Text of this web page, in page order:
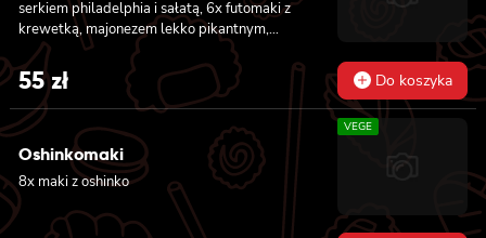
serkiem philadelphia i sałatą, 6x futomaki z
krewetką, majonezem lekko pikantnym,
ogórkiem i sałatą
55zł Do koszyka
Oshinkomaki
8x maki z oshinko
VEGE